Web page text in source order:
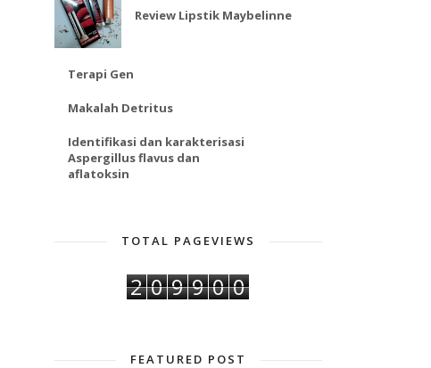
Review Lipstik Maybelinne
Terapi Gen
Makalah Detritus
Identifikasi dan karakterisasi
Aspergillus flavus dan
aflatoksin
TOTAL PAGEVIEWS
2 0 9 9 0 0
FEATURED POST